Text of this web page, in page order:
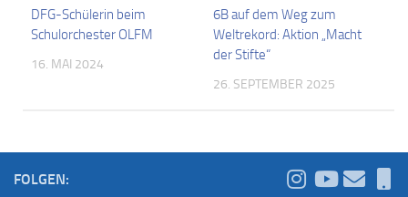
DFG-Schülerin beim
Schulorchester OLFM
16. MAI 2024
6B auf dem Weg zum
Weltrekord: Aktion „Macht
der Stifte“
26. SEPTEMBER 2025
FOLGEN: